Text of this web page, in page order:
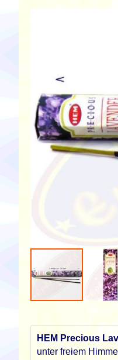
Bildgalerie
springen
HEM Precious
unter freiem